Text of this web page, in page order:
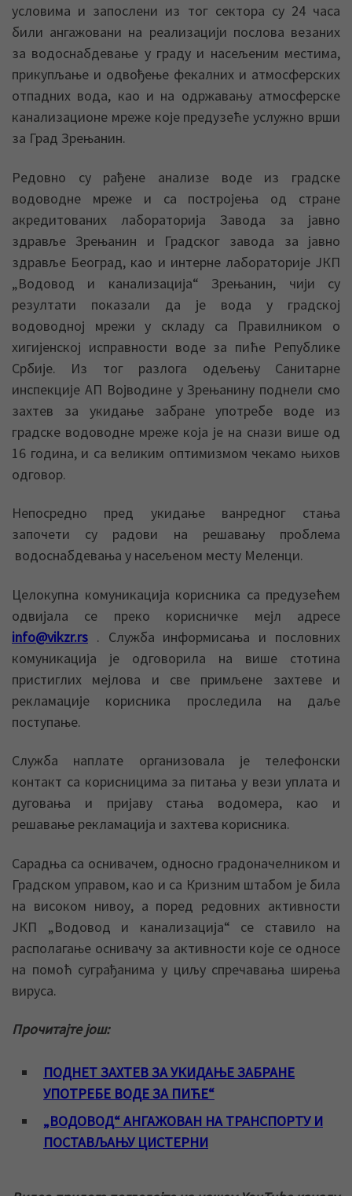
условима и запослени из тог сектора су 24 часа
били ангажовани на реализацији послова везаних
за водоснабдевање у граду и насељеним местима,
прикупљање и одвођење фекалних и атмосферских
отпадних вода, као и на одржавању атмосферске
канализационе мреже које предузеће услужно врши
за Град Зрењанин.
Редовно су рађене анализе воде из градске
водоводне мреже и са постројења од стране
акредитованих лабораторија Завода за јавно
здравље Зрењанин и Градског завода за јавно
здравље Београд, као и интерне лабораторије ЈКП
„Водовод и канализација“ Зрењанин, чији су
резултати показали да је вода у градској
водоводној мрежи у складу са Правилником о
хигијенској исправности воде за пиће Републике
Србије. Из тог разлога одељењу Санитарне
инспекције АП Војводине у Зрењанину поднели смо
захтев за укидање забране употребе воде из
градске водоводне мреже која је на снази више од
16 година, и са великим оптимизмом чекамо њихов
одговор.
Непосредно пред укидање ванредног стања
започети су радови на решавању проблема
водоснабдевања у насељеном месту Меленци.
Целокупна комуникација корисника са предузећем
одвијала се преко корисничке мејл адресе
info@vikzr.rs . Служба информисања и пословних
комуникација је одговорила на више стотина
пристиглих мејлова и све примљене захтеве и
рекламације корисника проследила на даље
поступање.
Служба наплате организовала је телефонски
контакт са корисницима за питања у вези уплата и
дуговања и пријаву стања водомера, као и
решавање рекламација и захтева корисника.
Сарадња са оснивачем, односно градоначелником и
Градском управом, као и са Кризним штабом је била
на високом нивоу, а поред редовних активности
ЈКП „Водовод и канализација“ се ставило на
располагање оснивачу за активности које се односе
на помоћ суграђанима у циљу спречавања ширења
вируса.
Прочитајте још:
ПОДНЕТ ЗАХТЕВ ЗА УКИДАЊЕ ЗАБРАНЕ
УПОТРЕБЕ ВОДЕ ЗА ПИЋЕ“
„ВОДОВОД“ АНГАЖОВАН НА ТРАНСПОРТУ И
ПОСТАВЉАЊУ ЦИСТЕРНИ